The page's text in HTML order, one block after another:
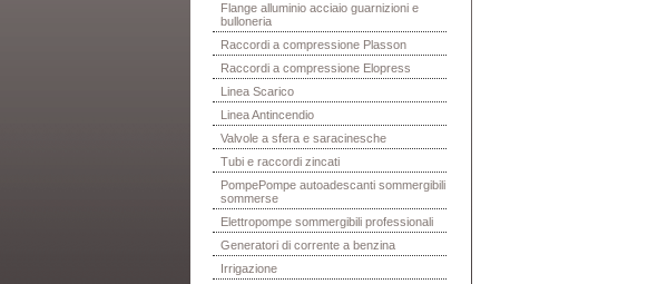
Flange alluminio acciaio guarnizioni e
bulloneria
Raccordi a compressione Plasson
Raccordi a compressione Elopress
Linea Scarico
Linea Antincendio
Valvole a sfera e saracinesche
Tubi e raccordi zincati
PompePompe autoadescanti sommergibili
sommerse
Elettropompe sommergibili professionali
Generatori di corrente a benzina
Irrigazione